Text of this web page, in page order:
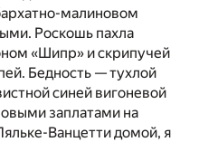
малиновом
Роскошь пахла
«Шипр» и скрипучей
Бедность — тухлой
синей вигоневой
заплатами на
Ванцетти домой, я